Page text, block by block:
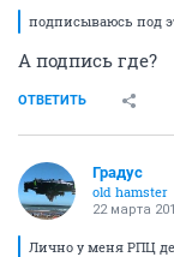
подписываюсь под
А подпись где?
ОТВЕТИТЬ
Градус
old hamster
22 марта
Лично у меня РПЦ